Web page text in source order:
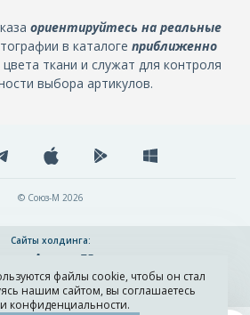
ориентируйтесь на реальные
в каталоге приближенно
цвета ткани и служат для контроля
выбора артикулов.
© Союз-М 2026
Сайты холдинга:
и поддержка сайта ADN
файлы cookie, чтобы он стал
нашим сайтом, вы соглашаетесь
конфиденциальности.